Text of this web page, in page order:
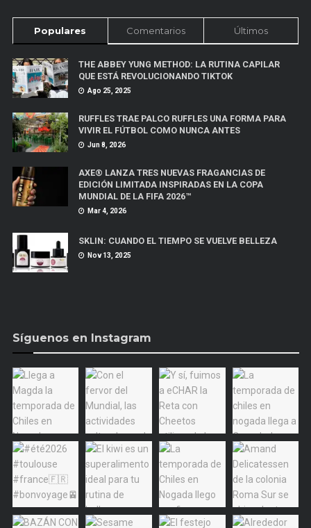
Populares Comentarios Últimos
THE ABBEY YUNG METHOD: LA RUTINA CAPILAR
QUE ESTÁ REVOLUCIONANDO TIKTOK
Ago 25, 2025
RUFFLES TRAE PALCO RUFFLES UNA FORMA PARA
VIVIR EL FÚTBOL COMO NUNCA ANTES
Jun 8, 2026
AXE® LANZA TRES NUEVAS FRAGANCIAS DE
EDICIÓN LIMITADA INSPIRADAS EN LA COPA
MUNDIAL DE LA FIFA 2026™
Mar 4, 2026
SKLIN: CUANDO EL TIEMPO SE VUELVE BELLEZA
Nov 13, 2025
Síguenos en Instagram